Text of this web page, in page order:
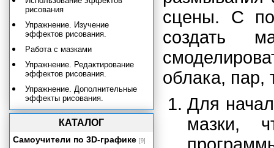
сцены. С
создать
облака, пар,
Для
мазки,
рисования
Упражнение. Изучение
эффектов рисования.
Работа с мазками
Упражнение. Редактирование
эффектов рисования.
Упражнение. Дополнительные
эффекты рисования.
Упражнение. Туман и дымка.
Подведем итоги
КАТАЛОГ
Самоучители по 3D-графике [9]